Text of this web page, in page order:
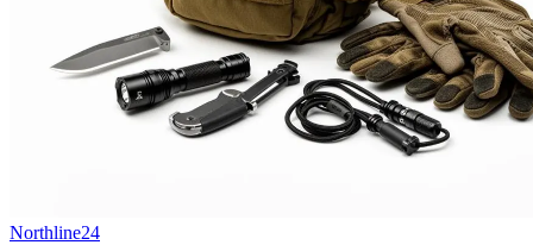
Northline24